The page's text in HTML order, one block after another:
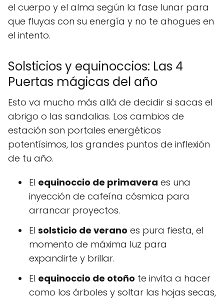
el cuerpo y el alma según la fase lunar para
que fluyas con su energía y no te ahogues en
el intento.
Solsticios y equinoccios: Las 4
Puertas mágicas del año
Esto va mucho más allá de decidir si sacas el
abrigo o las sandalias. Los cambios de
estación son portales energéticos
potentísimos, los grandes puntos de inflexión
de tu año.
El equinoccio de primavera es una
inyección de cafeína cósmica para
arrancar proyectos.
El solsticio de verano es pura fiesta, el
momento de máxima luz para
expandirte y brillar.
El equinoccio de otoño te invita a hacer
como los árboles y soltar las hojas secas,